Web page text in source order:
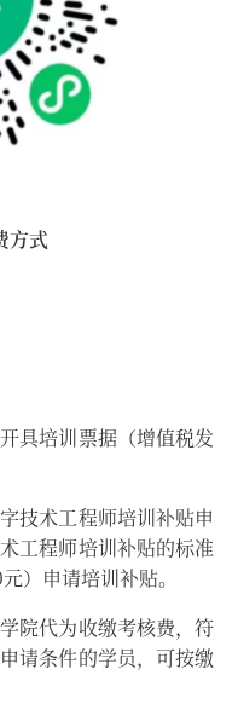
方式
具培训票据（增值税发
技术工程师培训补贴申
工程师培训补贴的标准
）申请培训补贴。
院代为收缴考核费，符
请条件的学员，可按缴